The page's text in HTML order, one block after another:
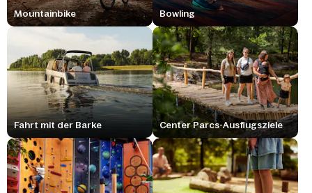
Mountainbike Bowling
Fahrt mit der Barke Center Parcs-Ausflugsziele